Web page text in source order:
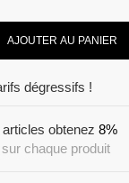
AJOUTER AU PANIER
dégressifs !
obtenez 8%
chaque produit